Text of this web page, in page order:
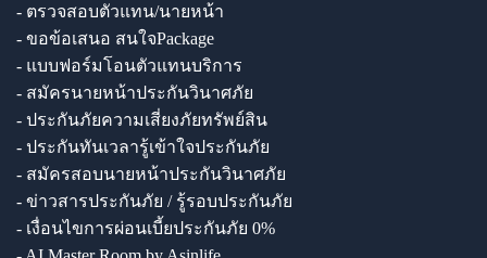
- ตรวจสอบตัวแทน/นายหน้า
- ขอข้อเสนอ สนใจPackage
- แบบฟอร์มโอนตัวแทนบริการ
- สมัครนายหน้าประกันวินาศภัย
- ประกันภัยความเสี่ยงภัยทรัพย์สิน
- ประกันทันเวลารู้เข้าใจประกันภัย
- สมัครสอบนายหน้าประกันวินาศภัย
- ข่าวสารประกันภัย / รู้รอบประกันภัย
- เงื่อนไขการผ่อนเบี้ยประกันภัย 0%